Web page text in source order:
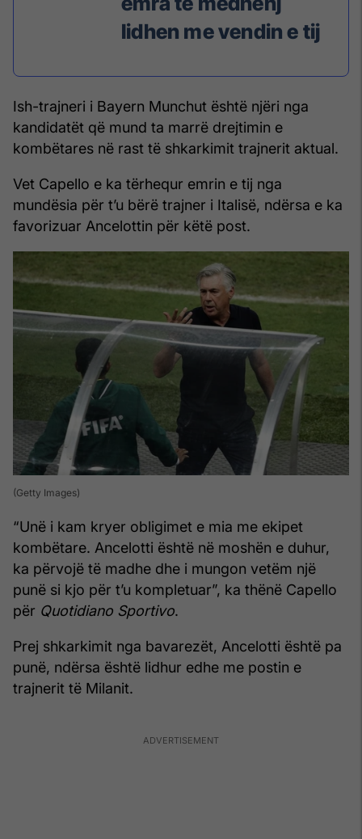
lidhen me vendin e tij
Ish-trajneri i Bayern Munchut është njëri nga
kandidatët që mund ta marrë drejtimin e
kombëtares në rast të shkarkimit trajnerit aktual.
Vet Capello e ka tërhequr emrin e tij nga
mundësia për t’u bërë trajner i Italisë, ndërsa e ka
favorizuar Ancelottin për këtë post.
(Getty Images)
“Unë i kam kryer obligimet e mia me ekipet
kombëtare. Ancelotti është në moshën e duhur,
ka përvojë të madhe dhe i mungon vetëm një
punë si kjo për t’u kompletuar”, ka thënë Capello
për Quotidiano Sportivo.
Prej shkarkimit nga bavarezët, Ancelotti është pa
punë, ndërsa është lidhur edhe me postin e
trajnerit të Milanit.